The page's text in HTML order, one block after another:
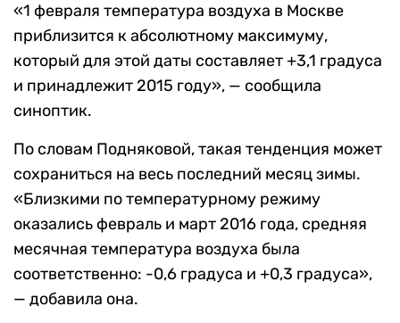
«1 февраля температура воздуха в Москве
приблизится к абсолютному максимуму,
который для этой даты составляет +3,1 градуса
и принадлежит 2015 году», — сообщила
синоптик.
По словам Подняковой, такая тенденция может
сохраниться на весь последний месяц зимы.
«Близкими по температурному режиму
оказались февраль и март 2016 года, средняя
месячная температура воздуха была
соответственно: -0,6 градуса и +0,3 градуса»,
— добавила она.